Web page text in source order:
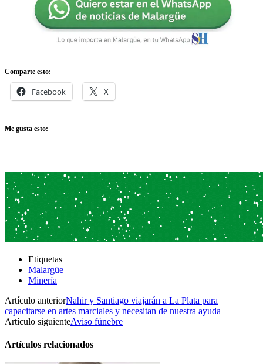
Comparte esto:
Facebook X
Me gusta esto:
Etiquetas
Malargüe
Minería
Artículo anteriorNahir y Santiago viajarán a La Plata para
capacitarse en artes marciales y necesitan de nuestra ayuda
Artículo siguienteAviso fúnebre
Artículos relacionados